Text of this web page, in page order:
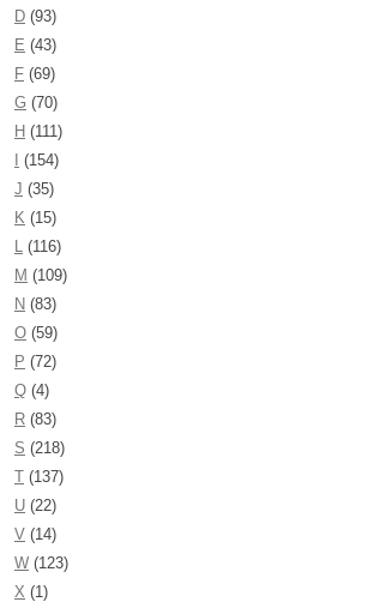
D (93)
E (43)
F (69)
G (70)
H (111)
(154)
J (35)
K (15)
L (116)
M (109)
N (83)
O (59)
P (72)
Q (4)
R (83)
S (218)
T (137)
U (22)
V (14)
W (123)
X (1)